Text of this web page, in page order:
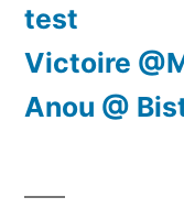
test
Victoire
Anou @